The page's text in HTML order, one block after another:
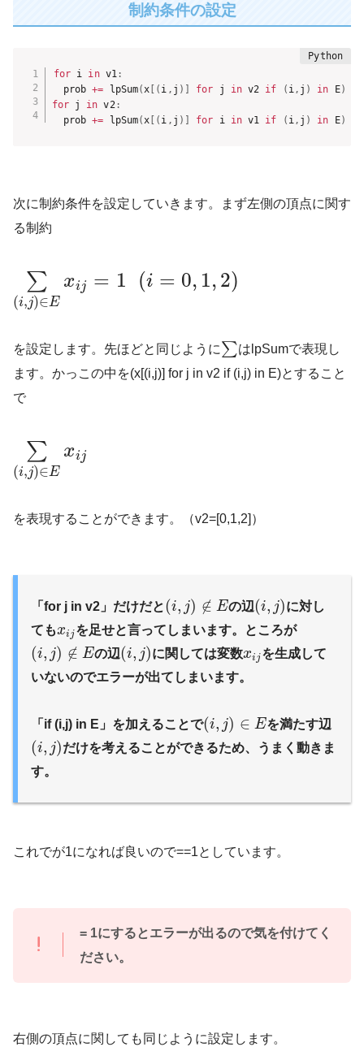
制約条件の設定
for i in v1:
  prob
+= lpSum(x ( i , j ) for j in v2 if ( i, j ) in E)
for j in v2:
  prob
+= lpSum(x ( i , j ) for i in v1 if ( i, j ) in E)
次に制約条件を設定していきます。まず左側の頂点に関す
る制約
∑
(i,j)∈E
xij = 1 (i = 0, 1, 2)
を設定します。先ほどと同じように∑はlpSumで表現し
ます。かっこの中を(x[(i,j)] for j in v2 if (i,j) in E)とすること
で
∑
(i,j)∈E
xij
を表現することができます。（v2=[0,1,2]）
「for j in v2」だけだと(i, j) ∉ Eの辺(i, j)に対し
てもxij を足せと言ってしまいます。ところが
(i, j) ∉ Eの辺(i, j)に関しては変数xij を生成して
いないのでエラーが出てしまいます。
「if (i,j) in E」を加えることで(i, j) ∈ Eを満たす辺
(i, j)だけを考えることができるため、うまく動きま
す。
これでが1になれば良いので==1としています。
= 1にするとエラーが出るので気を付けてく
ださい。
右側の頂点に関しても同じように設定します。